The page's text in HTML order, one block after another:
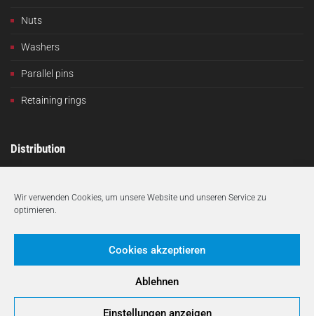
Wir verwenden Cookies, um unsere Website und unseren Service zu
optimieren.
Cookies akzeptieren
Ablehnen
Einstellungen anzeigen
Nuts
Washers
Parallel pins
Retaining rings
Distribution
Welkerhude 37
+49 (0)201 36484-0
Mon.-Thurs. 7:30 a.m. – 4:30 p.m.
Fri. 7:30 a.m. – 2:00 p.m.